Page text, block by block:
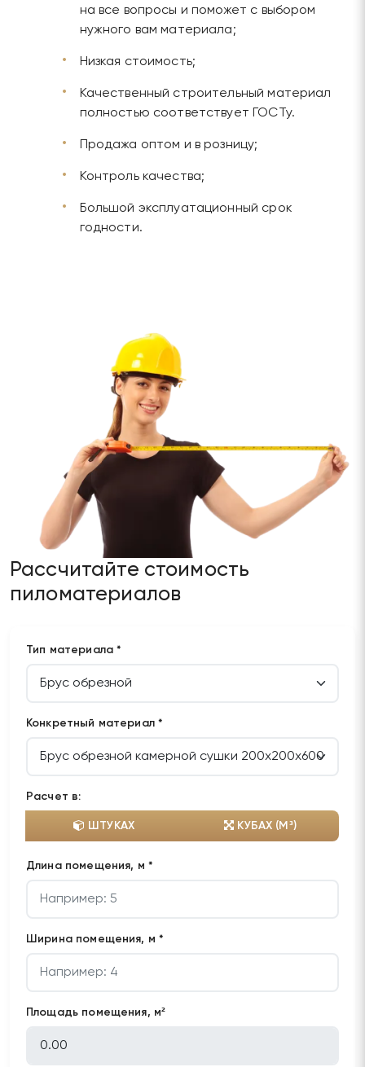
на все вопросы и поможет с выбором
нужного вам материала;
Низкая стоимость;
Качественный строительный материал
полностью соответствует ГОСТу.
Продажа оптом и в розницу;
Контроль качества;
Большой эксплуатационный срок
годности.
Рассчитайте стоимость
пиломатериалов
Тип материала *
Конкретный материал *
Расчет в:
ШТУКАХ КУБАХ (М³)
Длина помещения, м *
Ширина помещения, м *
Площадь помещения, м²